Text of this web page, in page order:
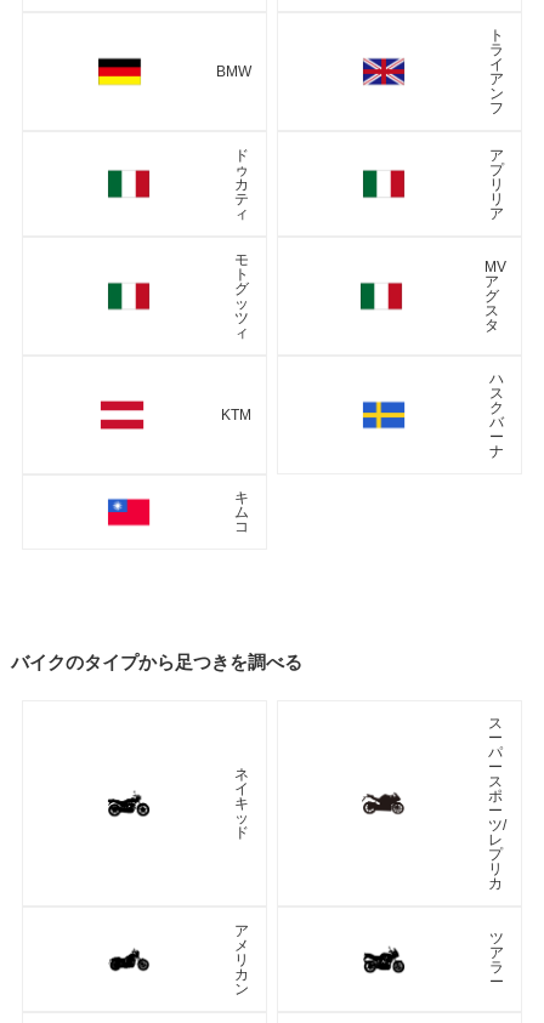
BMW
ト
ラ
イ
ア
ン
フ
ド
ゥ
カ
テ
ィ
ア
プ
リ
リ
ア
モ
ト
グ
ッ
ツ
ィ
MV
ア
グ
ス
タ
KTM
ハ
ス
ク
バ
ー
ナ
キ
ム
コ
バイクのタイプから足つきを調べる
ネ
イ
キ
ッ
ド
ス
ー
パ
ー
ス
ポ
ー
ツ/
レ
プ
リ
カ
ア
メ
リ
カ
ン
ツ
ア
ラ
ー